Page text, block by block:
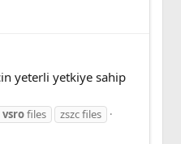
yeterli yetkiye sahip
vsrofiles
zszc files